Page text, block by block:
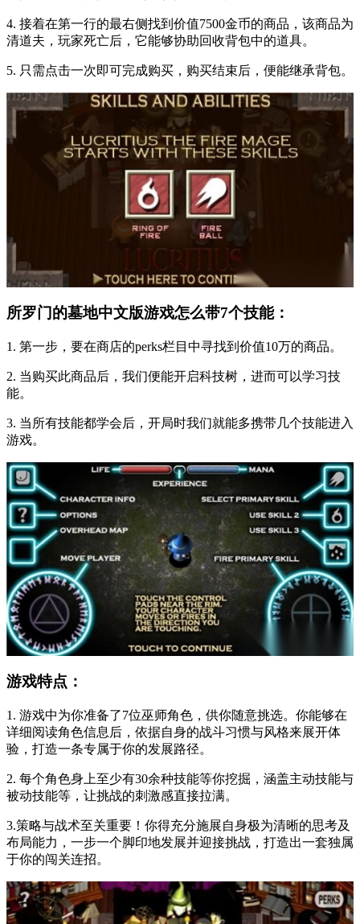
4. 接着在第一行的最右侧找到价值7500金币的商品，该商品为
清道夫，玩家死亡后，它能够协助回收背包中的道具。
5. 只需点击一次即可完成购买，购买结束后，便能继承背包。
所罗门的墓地中文版游戏怎么带7个技能：
1. 第一步，要在商店的perks栏目中寻找到价值10万的商品。
2. 当购买此商品后，我们便能开启科技树，进而可以学习技
能。
3. 当所有技能都学会后，开局时我们就能多携带几个技能进入
游戏。
游戏特点：
1. 游戏中为你准备了7位巫师角色，供你随意挑选。你能够在
详细阅读角色信息后，依据自身的战斗习惯与风格来展开体
验，打造一条专属于你的发展路径。
2. 每个角色身上至少有30余种技能等你挖掘，涵盖主动技能与
被动技能等，让挑战的刺激感直接拉满。
3.策略与战术至关重要！你得充分施展自身极为清晰的思考及
布局能力，一步一个脚印地发展并迎接挑战，打造出一套独属
于你的闯关连招。